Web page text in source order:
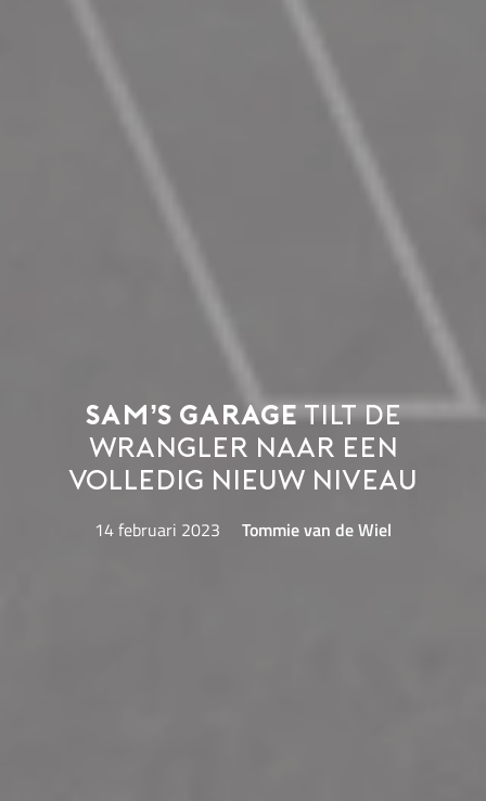
Sam’s Garagetilt de
Wrangler naar een
volledig nieuw niveau
14 februari 2023 Tommie van de Wiel